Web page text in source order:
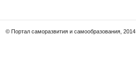
© Портал саморазвития и самообразования, 2014